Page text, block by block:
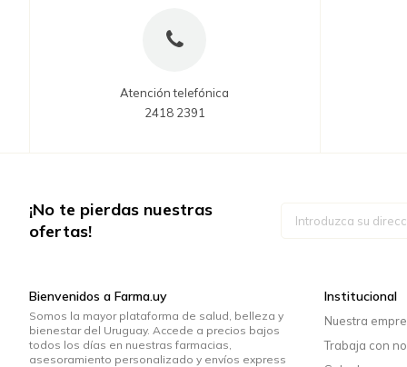
Atención telefónica
2418 2391
¡No te pierdas nuestras
ofertas!
Bienvenidos a Farma.uy
Somos la mayor plataforma de salud, belleza y
bienestar del Uruguay. Accede a precios bajos
todos los días en nuestras farmacias,
asesoramiento personalizado y envíos express
Institucional
Nuestra
Trabaja con